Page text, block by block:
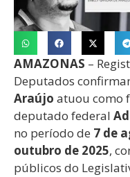
AMAZONAS –
Deputados
Araújo atuou como
deputado federal
no período de 7 de
outubro de 2025,
públicos do